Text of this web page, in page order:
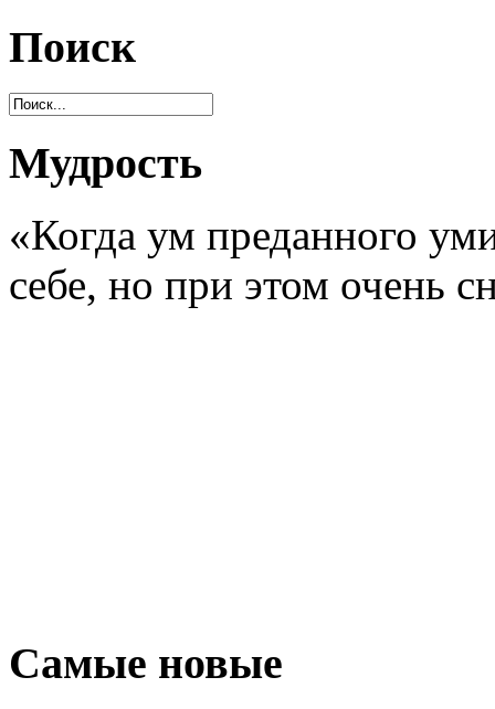
Поиск
Мудрость
«Когда ум преданного
себе, но при этом очень
Самые новые